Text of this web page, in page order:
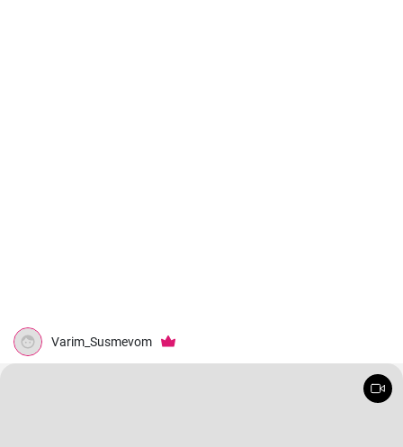
Varim_Susmevom